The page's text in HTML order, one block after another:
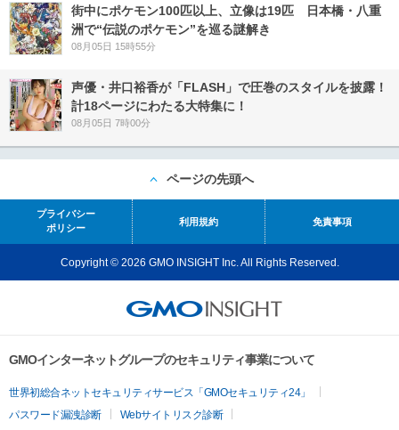
街中にポケモン100匹以上、立像は19匹 日本橋・八重
洲で“伝説のポケモン”を巡る謎解き
08月05日 15時55分
声優・井口裕香が「FLASH」で圧巻のスタイルを披露！
計18ページにわたる大特集に！
08月05日 7時00分
ページの先頭へ
プライバシー
ポリシー
利用規約 免責事項
Copyright © 2026 GMO INSIGHT Inc. All Rights Reserved.
GMOインターネットグループのセキュリティ事業について
世界初総合ネットセキュリティサービス「GMOセキュリティ24」
パスワード漏洩診断
Webサイトリスク診断